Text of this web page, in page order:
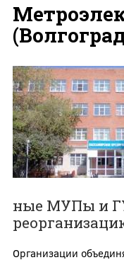
ные МУПы и
Организации